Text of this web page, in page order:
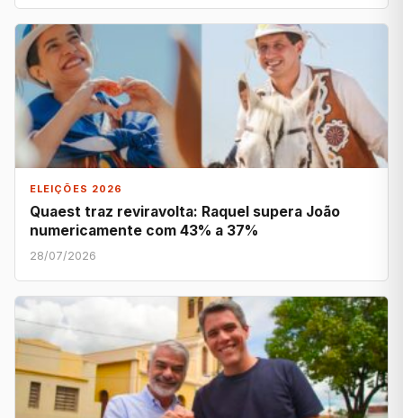
ELEIÇÕES 2026
Quaest traz reviravolta: Raquel supera João
numericamente com 43% a 37%
28/07/2026